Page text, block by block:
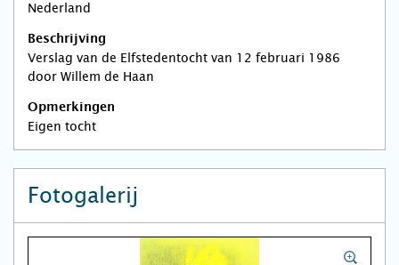
Nederland
Beschrijving
Verslag van de Elfstedentocht van 12 februari 1986
door Willem de Haan
Opmerkingen
Eigen tocht
Fotogalerij